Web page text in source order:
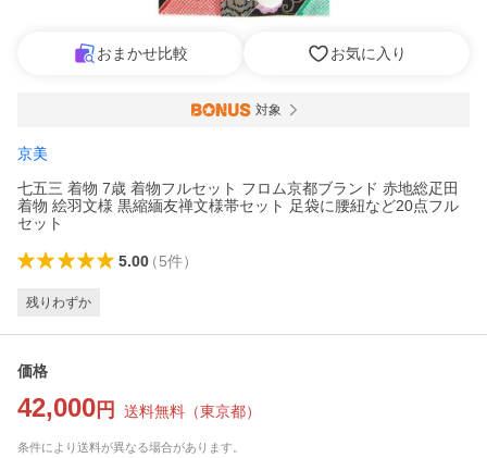
おまかせ比較 お気に入り
対象
京美
七五三 着物 7歳 着物フルセット フロム京都ブランド 赤地総疋田
着物 絵羽文様 黒縮緬友禅文様帯セット 足袋に腰紐など20点フル
セット
5.00（5件）
残りわずか
価格
42,000 円 送料無料 （東京都）
条件により送料が異なる場合があります。